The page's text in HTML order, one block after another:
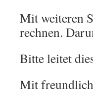
Mit weiteren
rechnen.
Bitte leitet
Mit